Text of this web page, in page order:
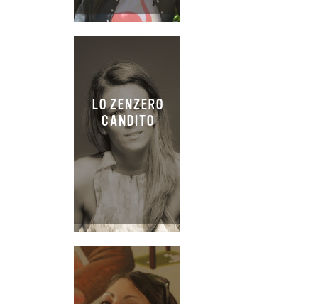
LO ZENZERO
CANDITO